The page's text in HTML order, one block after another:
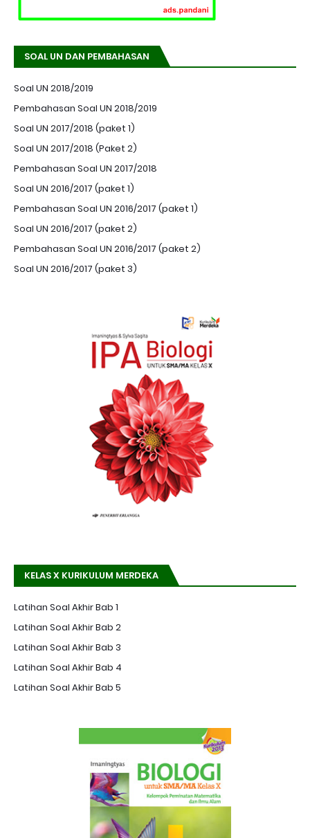
SOAL UN DAN PEMBAHASAN
Soal UN 2018/2019
Pembahasan Soal UN 2018/2019
Soal UN 2017/2018 (paket 1)
Soal UN 2017/2018 (Paket 2)
Pembahasan Soal UN 2017/2018
Soal UN 2016/2017 (paket 1)
Pembahasan Soal UN 2016/2017 (paket 1)
Soal UN 2016/2017 (paket 2)
Pembahasan Soal UN 2016/2017 (paket 2)
Soal UN 2016/2017 (paket 3)
KELAS X KURIKULUM MERDEKA
Latihan Soal Akhir Bab 1
Latihan Soal Akhir Bab 2
Latihan Soal Akhir Bab 3
Latihan Soal Akhir Bab 4
Latihan Soal Akhir Bab 5